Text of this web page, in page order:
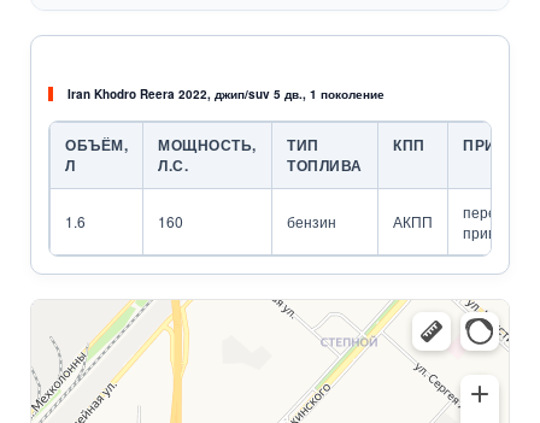
Iran Khodro Reera 2022, джип/suv 5 дв., 1 поколение
ОБЪЁМ,
Л
МОЩНОСТЬ,
Л.С.
ТИП
ТОПЛИВА
КПП ПРИВОД
1.6 160 бензин АКПП
передний
привод